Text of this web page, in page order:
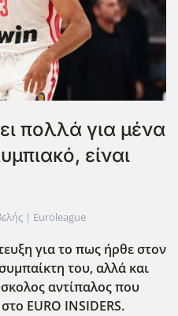
πολλά για μένα
είναι
| Euroleague
για το πως ήρθε στον
του, αλλά και
αντίπαλος που
EURO INSIDERS.